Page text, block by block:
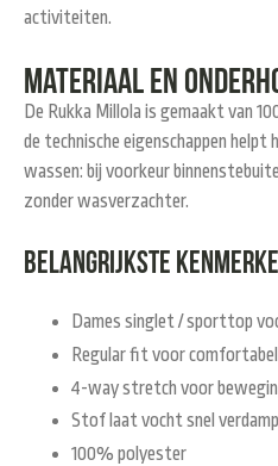
activiteiten.
Materiaal en
De Rukka Millola is gemaakt van
de technische eigenschappen
wassen: bij voorkeur
zonder wasverzachter.
Belangrijkste
Dames singlet / sporttop
Regular fit voor comfortabel
4-way stretch voor
Stof laat vocht snel
100% polyester